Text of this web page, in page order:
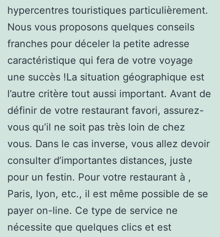
hypercentres touristiques particulièrement.
Nous vous proposons quelques conseils
franches pour déceler la petite adresse
caractéristique qui fera de votre voyage
une succès !La situation géographique est
l’autre critère tout aussi important. Avant de
définir de votre restaurant favori, assurez-
vous qu’il ne soit pas très loin de chez
vous. Dans le cas inverse, vous allez devoir
consulter d’importantes distances, juste
pour un festin. Pour votre restaurant à ,
Paris, lyon, etc., il est même possible de se
payer on-line. Ce type de service ne
nécessite que quelques clics et est